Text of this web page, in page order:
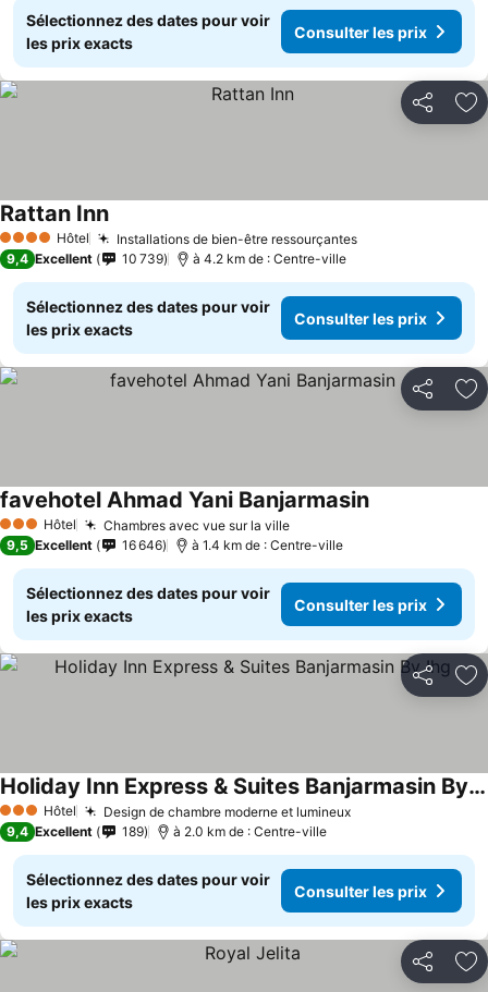
Sélectionnez des dates pour voir
les prix exacts
Consulter les prix
Partager
4 Étoiles Hôtel Installations de bien-être ressourçantes
Rattan Inn
9,4 Excellent 10 739 à 4.2 km de : Centre-ville
Sélectionnez des dates pour voir
les prix exacts
Consulter les prix
Partager
3 ÉtoilesHôtel Chambres avec vue sur la ville
favehotel Ahmad Yani Banjarmasin
9,5 Excellent 16 646 à 1.4 km de : Centre-ville
Sélectionnez des dates pour voir
les prix exacts
Consulter les prix
Partager
3 ÉtoilesHôtel Design de chambre moderne et lumineux
Holiday Inn Express & Suites Banjarmasin By Ihg
9,4 Excellent 189 à 2.0 km de : Centre-ville
Sélectionnez des dates pour voir
les prix exacts
Consulter les prix
Partager